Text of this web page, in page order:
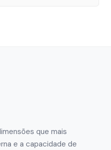
que mais
e a capacidade de